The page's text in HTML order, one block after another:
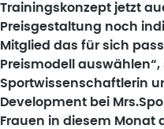
Trainingskonzept jetzt
Preisgestaltung noch
Mitglied das für sich
Preismodell auswählen“,
Sportwissenschaftlerin
Development bei
Frauen in diesem Monat